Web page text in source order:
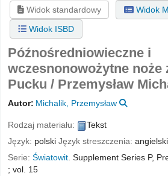
Widok standardowy
Widok
Widok ISBD
Późnośredniowieczne i
wczesnonowożytne noże
Pucku / Przemysław
Autor: Michalik, Przemysław
Rodzaj materiału:
Tekst
Język: polski Język streszczenia: angielski
Serie: Światowit . Supplement Series P,
; vol. 15